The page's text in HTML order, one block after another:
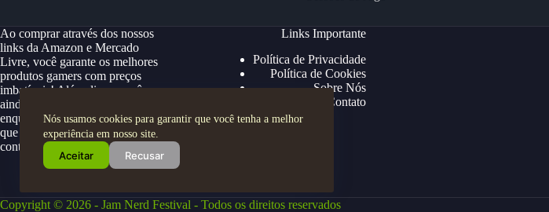
Nós usamos cookies para garantir que você tenha a melhor
experiência em nosso site.
Aceitar Recusar
Ao comprar através dos nossos
links da Amazon e Mercado
Livre, você garante os melhores
produtos gamers com preços
imbatíveis! Além disso, você
ainda ganha descontos exclusivos,
enquanto apoia nosso site para
que possamos continuar trazendo
conteúdos e ofertas especiais.
Links Importante
Política de Privacidade
Política de Cookies
Sobre Nós
Contato
Copyright © 2026 - Jam Nerd Festival - Todos os direitos reservados